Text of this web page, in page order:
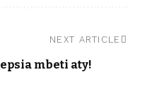
NEXT ARTICLE
mbeti aty!